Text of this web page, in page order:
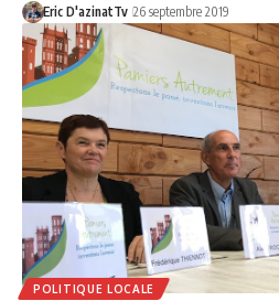
Eric D'azinatTv 26 septembre 2019
POLITIQUE LOCALE